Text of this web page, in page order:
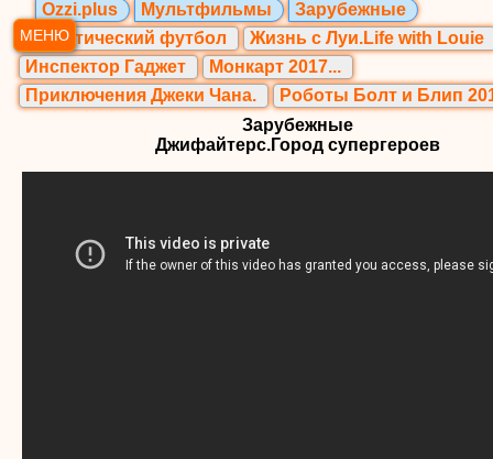
МЕНЮ
Ozzi.plus Мультфильмы
Зарубежные
Галактический футбол
Жизнь с Луи.Life with Louie
Инспектор Гаджет
Монкарт 2017...
Приключения Джеки Чана.
Роботы Болт и Блип
Зарубежные
Джифайтерс.Город супергероев